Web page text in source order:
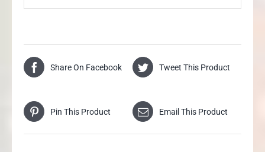
Share On Facebook Tweet This Product
Pin This Product Email This Product